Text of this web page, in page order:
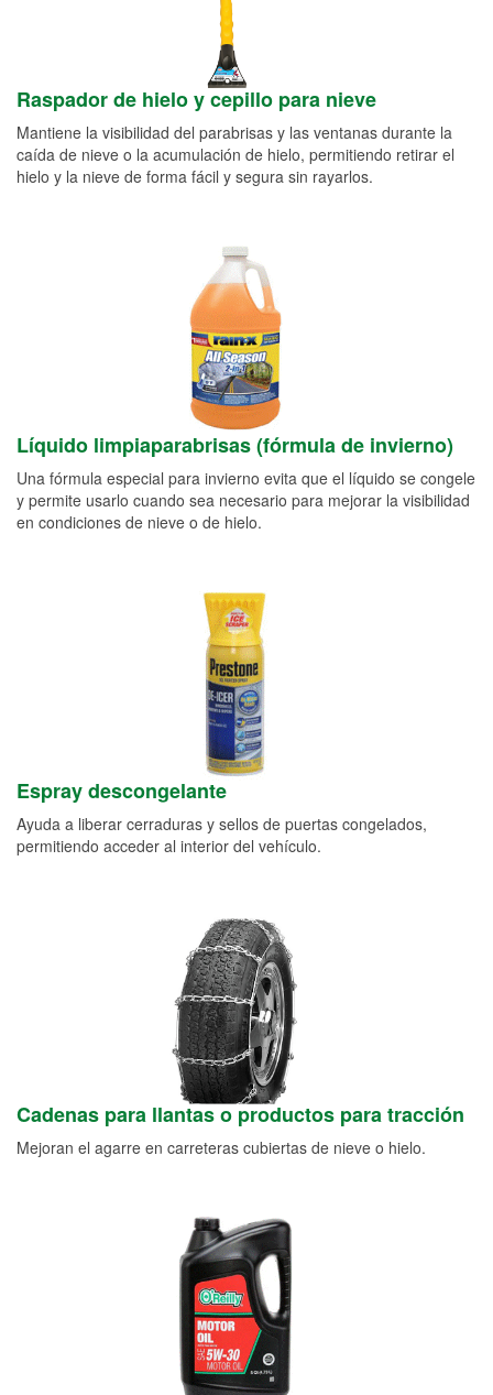
Raspador de hielo y cepillo para nieve
Mantiene la visibilidad del parabrisas y las ventanas durante la
caída de nieve o la acumulación de hielo, permitiendo retirar el
hielo y la nieve de forma fácil y segura sin rayarlos.
Líquido limpiaparabrisas (fórmula de invierno)
Una fórmula especial para invierno evita que el líquido se congele
y permite usarlo cuando sea necesario para mejorar la visibilidad
en condiciones de nieve o de hielo.
Espray descongelante
Ayuda a liberar cerraduras y sellos de puertas congelados,
permitiendo acceder al interior del vehículo.
Cadenas para llantas o productos para tracción
Mejoran el agarre en carreteras cubiertas de nieve o hielo.